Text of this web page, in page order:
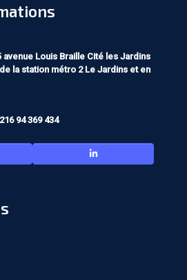
avenue Louis Braille Cité les Jardins
la station métro 2 Le Jardins et en
94 369 434